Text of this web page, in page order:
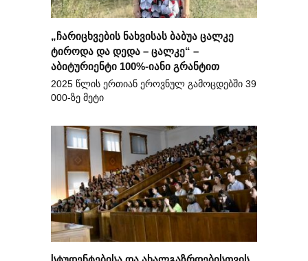
„ჩარიცხვების ნახვისას ბაბუა ცალკე
ტიროდა და დედა – ცალკე“ –
აბიტურიენტი 100%-იანი გრანტით
2025 წლის ერთიან ეროვნულ გამოცდებში 39
000-ზე მეტი